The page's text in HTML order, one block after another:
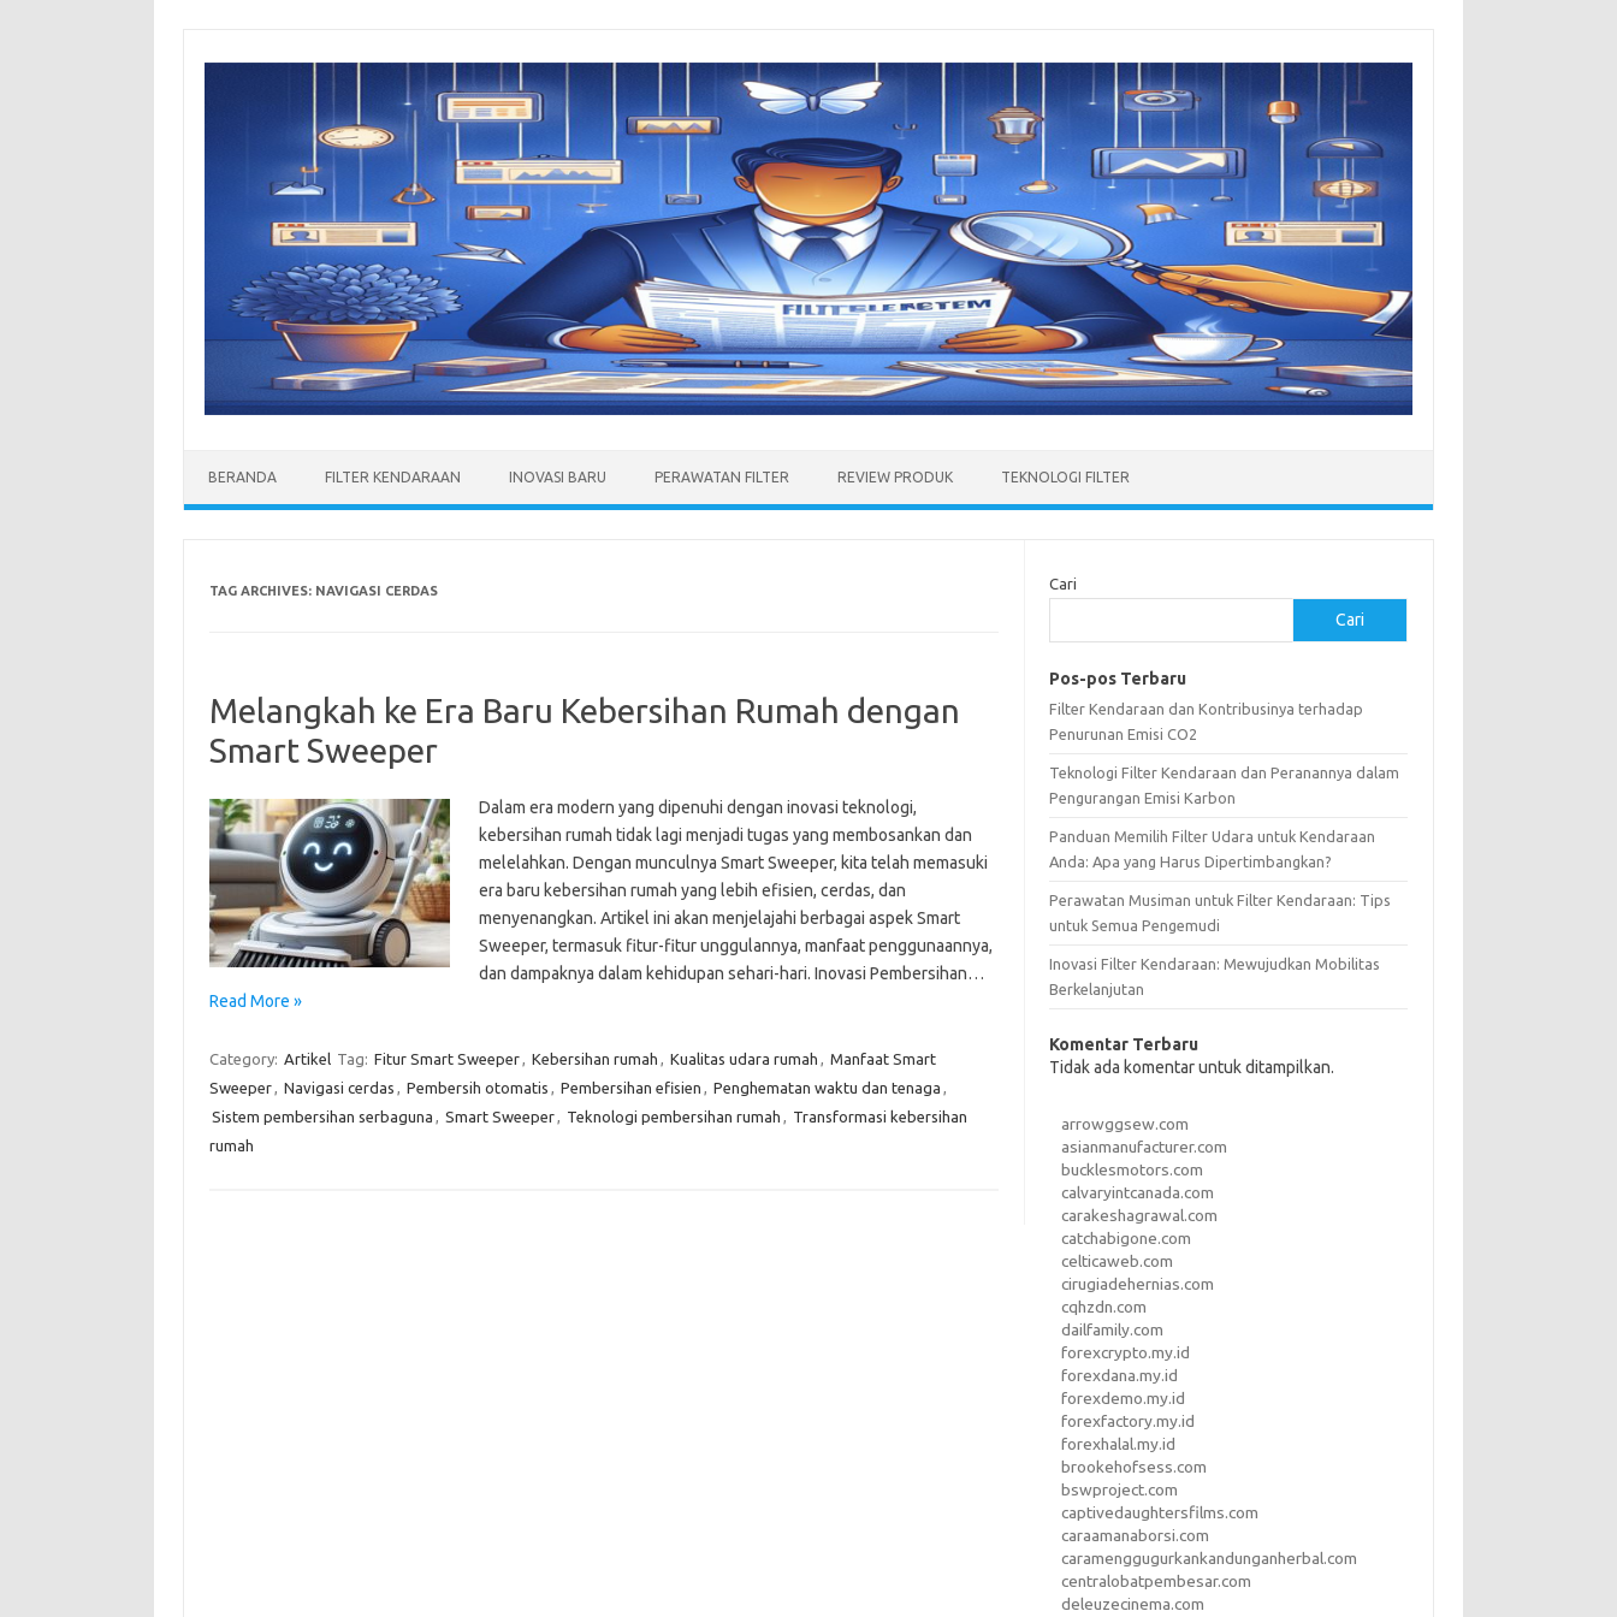
BERANDA FILTER KENDARAAN INOVASI BARU PERAWATAN FILTER REVIEW PRODUK TEKNOLOGI FILTER
TAG ARCHIVES: NAVIGASI CERDAS
Melangkah ke Era Baru Kebersihan Rumah dengan
Smart Sweeper
Dalam era modern yang dipenuhi dengan inovasi teknologi,
kebersihan rumah tidak lagi menjadi tugas yang membosankan dan
melelahkan. Dengan munculnya Smart Sweeper, kita telah memasuki
era baru kebersihan rumah yang lebih efisien, cerdas, dan
menyenangkan. Artikel ini akan menjelajahi berbagai aspek Smart
Sweeper, termasuk fitur-fitur unggulannya, manfaat penggunaannya,
dan dampaknya dalam kehidupan sehari-hari. Inovasi Pembersihan…
Read More »
Category: Artikel Tag: Fitur Smart Sweeper, Kebersihan rumah , Kualitas udara rumah , Manfaat Smart
Sweeper, Navigasi cerdas , Pembersih otomatis , Pembersihan efisien , Penghematan waktu dan tenaga ,
Sistem pembersihan serbaguna , Smart Sweeper, Teknologi pembersihan rumah , Transformasi kebersihan
rumah
Cari
Cari
Pos-pos Terbaru
Filter Kendaraan dan Kontribusinya terhadap
Penurunan Emisi CO2
Teknologi Filter Kendaraan dan Peranannya dalam
Pengurangan Emisi Karbon
Panduan Memilih Filter Udara untuk Kendaraan
Anda: Apa yang Harus Dipertimbangkan?
Perawatan Musiman untuk Filter Kendaraan: Tips
untuk Semua Pengemudi
Inovasi Filter Kendaraan: Mewujudkan Mobilitas
Berkelanjutan
Komentar Terbaru
Tidak ada komentar untuk ditampilkan.
arrowggsew.com
asianmanufacturer.com
bucklesmotors.com
calvaryintcanada.com
carakeshagrawal.com
catchabigone.com
celticaweb.com
cirugiadehernias.com
cqhzdn.com
dailfamily.com
forexcrypto.my.id
forexdana.my.id
forexdemo.my.id
forexfactory.my.id
forexhalal.my.id
brookehofsess.com
bswproject.com
captivedaughtersfilms.com
caraamanaborsi.com
caramenggugurkankandunganherbal.com
centralobatpembesar.com
deleuzecinema.com